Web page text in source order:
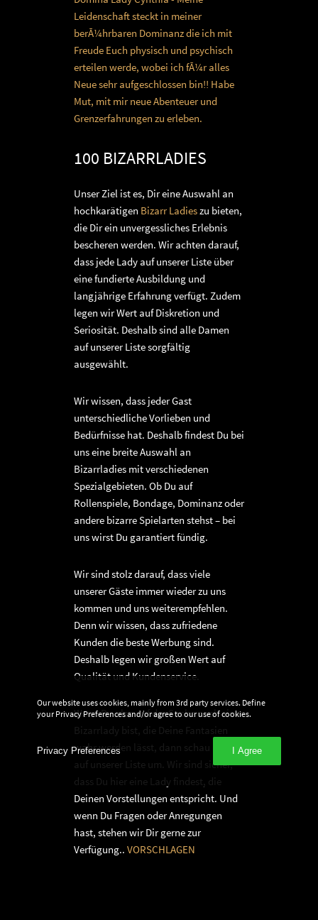
Leidenschaft steckt in meiner
berÃ¼hrbaren Dominanz die ich mit
Freude Euch physisch und psychisch
erteilen werde, wobei ich fÃ¼r alles
Neue sehr aufgeschlossen bin!! Habe
Mut, mit mir neue Abenteuer und
Grenzerfahrungen zu erleben.
100 BIZARRLADIES
Unser Ziel ist es, Dir eine Auswahl an
hochkarätigen Bizarr Ladieszu bieten,
die Dir ein unvergessliches Erlebnis
bescheren werden. Wir achten darauf,
dass jede Lady auf unserer Liste über
eine fundierte Ausbildung und
langjährige Erfahrung verfügt. Zudem
legen wir Wert auf Diskretion und
Seriosität. Deshalb sind alle Damen
auf unserer Liste sorgfältig
ausgewählt.
Wir wissen, dass jeder Gast
unterschiedliche Vorlieben und
Bedürfnisse hat. Deshalb findest Du bei
uns eine breite Auswahl an
Bizarrladies mit verschiedenen
Spezialgebieten. Ob Du auf
Rollenspiele, Bondage, Dominanz oder
andere bizarre Spielarten stehst – bei
uns wirst Du garantiert fündig.
Wir sind stolz darauf, dass viele
unserer Gäste immer wieder zu uns
kommen und uns weiterempfehlen.
Denn wir wissen, dass zufriedene
Kunden die beste Werbung sind.
Deshalb legen wir großen Wert auf
Qualität und Kundenservice.
Wenn Du also auf der Suche nach einer
Bizarrlady bist, die Deine Fantasien
wahr werden lässt, dann schau Dich
auf unserer Liste um. Wir sind sicher,
dass Du hier eine Lady findest, die
Deinen Vorstellungen entspricht. Und
wenn Du Fragen oder Anregungen
hast, stehen wir Dir gerne zur
Verfügung.. VORSCHLAGEN
Our website uses cookies, mainly from 3rd party services. Define
your Privacy Preferences and/or agree to our use of cookies.
Privacy Preferences I Agree